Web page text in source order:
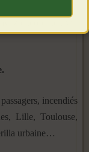
incendiés
Lille, Toulouse,
urbaine…